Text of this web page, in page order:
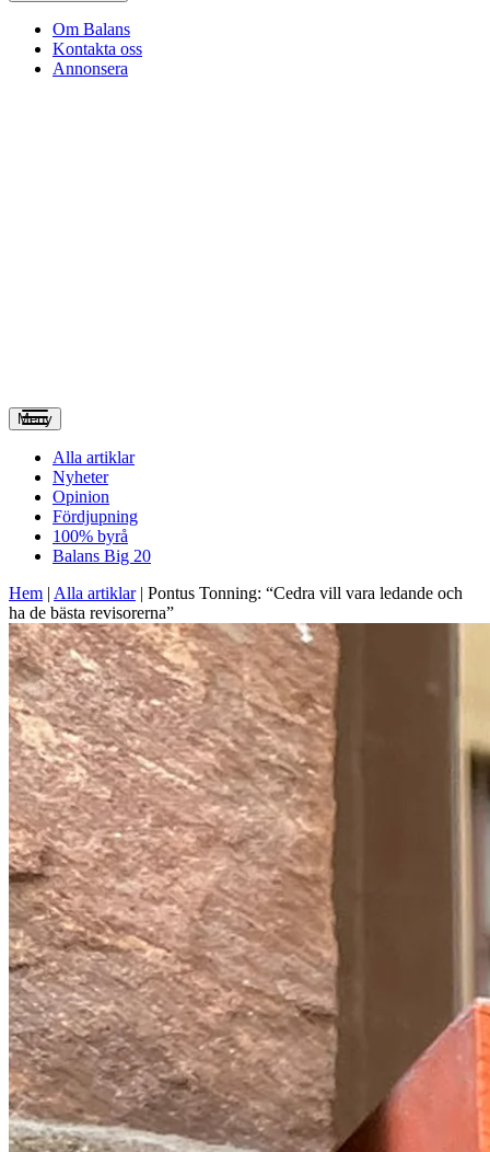
Om Balans
Kontakta oss
Annonsera
Meny
Alla artiklar
Nyheter
Opinion
Fördjupning
100% byrå
Balans Big 20
Hem | Alla artiklar| Pontus Tonning: “Cedra vill vara ledande och
ha de bästa revisorerna”